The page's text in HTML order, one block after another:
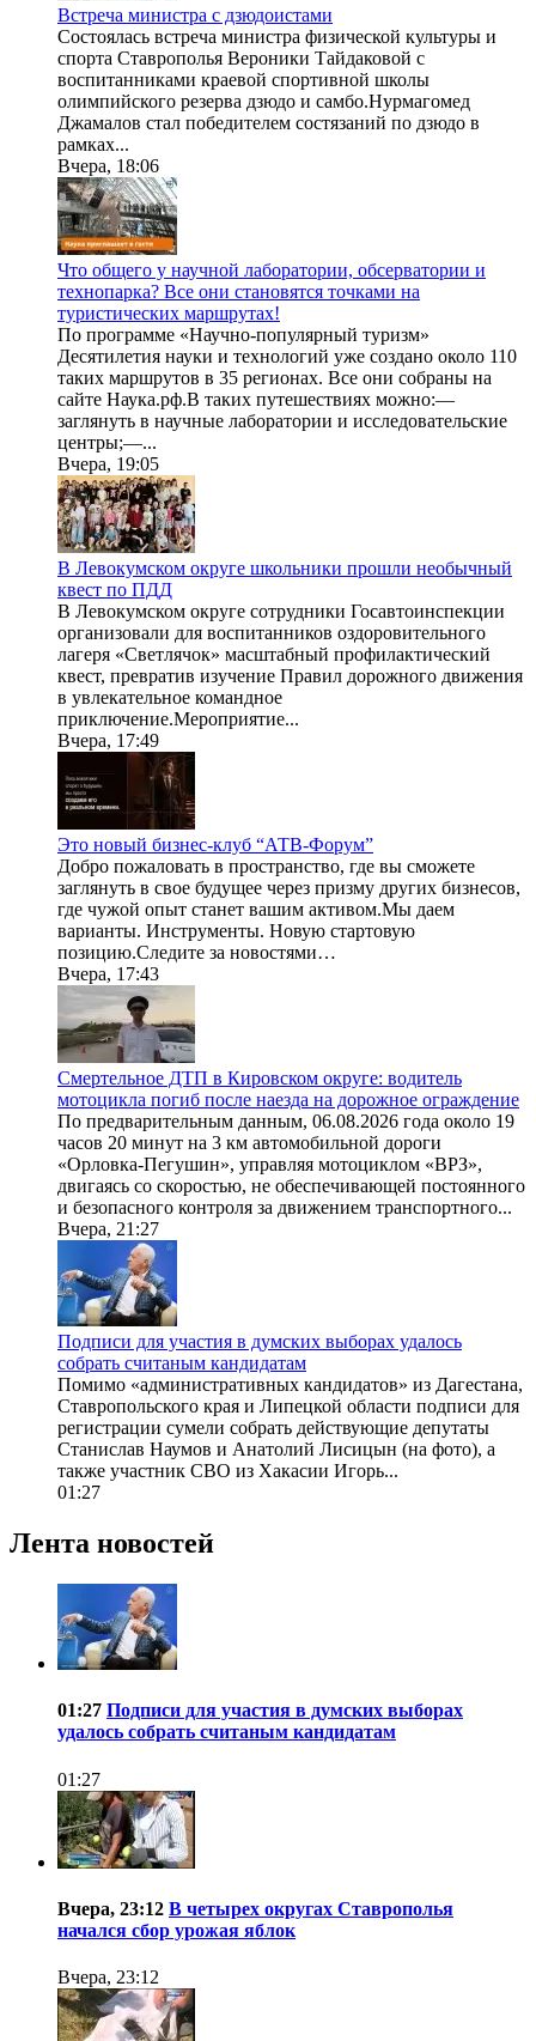
Встреча министра с дзюдоистами
Состоялась встреча министра физической культуры и
спорта Ставрополья Вероники Тайдаковой с
воспитанниками краевой спортивной школы
олимпийского резерва дзюдо и самбо.Нурмагомед
Джамалов стал победителем состязаний по дзюдо в
рамках...
Вчера, 18:06
Что общего у научной лаборатории, обсерватории и
технопарка? Все они становятся точками на
туристических маршрутах!
По программе «Научно-популярный туризм»
Десятилетия науки и технологий уже создано около 110
таких маршрутов в 35 регионах. Все они собраны на
сайте Наука.рф.В таких путешествиях можно:—
заглянуть в научные лаборатории и исследовательские
центры;—...
Вчера, 19:05
В Левокумском округе школьники прошли необычный
квест по ПДД
В Левокумском округе сотрудники Госавтоинспекции
организовали для воспитанников оздоровительного
лагеря «Светлячок» масштабный профилактический
квест, превратив изучение Правил дорожного движения
в увлекательное командное
приключение.Мероприятие...
Вчера, 17:49
Это новый бизнес-клуб “АТВ-Форум”
Добро пожаловать в пространство, где вы сможете
заглянуть в свое будущее через призму других бизнесов,
где чужой опыт станет вашим активом.Мы даем
варианты. Инструменты. Новую стартовую
позицию.Следите за новостями…
Вчера, 17:43
Смертельное ДТП в Кировском округе: водитель
мотоцикла погиб после наезда на дорожное ограждение
По предварительным данным, 06.08.2026 года около 19
часов 20 минут на 3 км автомобильной дороги
«Орловка-Пегушин», управляя мотоциклом «ВРЗ»,
двигаясь со скоростью, не обеспечивающей постоянного
и безопасного контроля за движением транспортного...
Вчера, 21:27
Подписи для участия в думских выборах удалось
собрать считаным кандидатам
Помимо «административных кандидатов» из Дагестана,
Ставропольского края и Липецкой области подписи для
регистрации сумели собрать действующие депутаты
Станислав Наумов и Анатолий Лисицын (на фото), а
также участник СВО из Хакасии Игорь...
01:27
Лента новостей
01:27 Подписи для участия в думских выборах
удалось собрать считаным кандидатам
01:27
Вчера, 23:12 В четырех округах Ставрополья
начался сбор урожая яблок
Вчера, 23:12